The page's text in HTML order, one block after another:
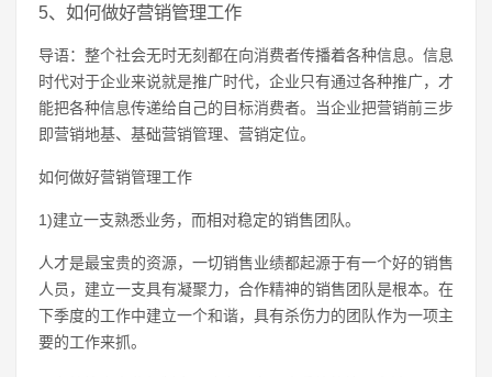
5、如何做好营销管理工作
导语：整个社会无时无刻都在向消费者传播着各种信息。信息
时代对于企业来说就是推广时代，企业只有通过各种推广，才
能把各种信息传递给自己的目标消费者。当企业把营销前三步
即营销地基、基础营销管理、营销定位。
如何做好营销管理工作
1)建立一支熟悉业务，而相对稳定的销售团队。
人才是最宝贵的资源，一切销售业绩都起源于有一个好的销售
人员，建立一支具有凝聚力，合作精神的销售团队是根本。在
下季度的工作中建立一个和谐，具有杀伤力的团队作为一项主
要的工作来抓。